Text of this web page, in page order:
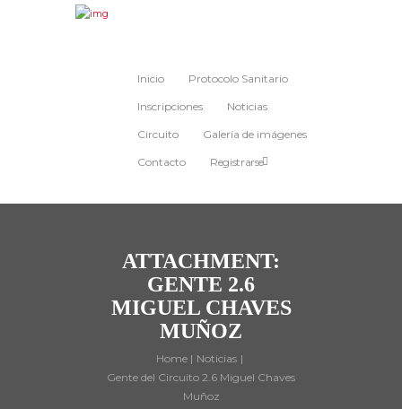
Inicio Protocolo Sanitario
Inscripciones Noticias
Circuito Galería de imágenes
Contacto Registrarse
ATTACHMENT:
GENTE 2.6
MIGUEL CHAVES
MUÑOZ
Home
Noticias
Gente del Circuito 2.6 Miguel Chaves
Muñoz